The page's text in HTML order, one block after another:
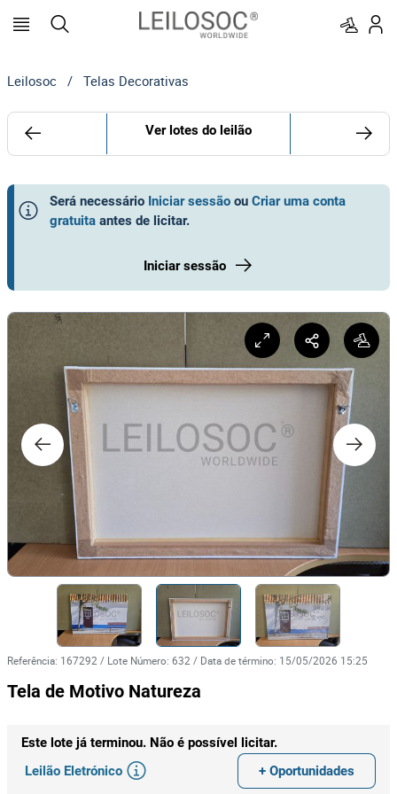
Leilosoc / Telas Decorativas
Ver lotes do leilão
Será necessário Iniciar sessão ou Criar uma conta
gratuita antes de licitar.
Iniciar sessão
Referência: 167292 / Lote Número: 632 / Data de término: 15/05/2026 15:25
Tela de Motivo Natureza
Este lote já terminou. Não é possível licitar.
Leilão Eletrónico
+ Oportunidades